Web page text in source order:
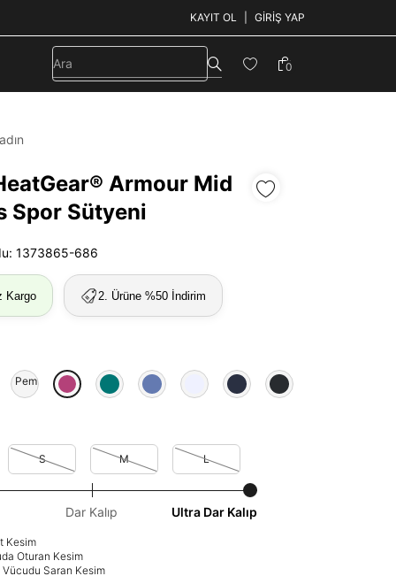
KAYIT OL GIRIŞ YAP
0
Armour Mid
Spor Sütyeni
1373865-686
Kargo 2. Ürüne %50 İndirim
Pembe
S M L
Dar Kalıp Ultra Dar Kalıp
Kesim
Oturan Kesim
Vücudu Saran Kesim